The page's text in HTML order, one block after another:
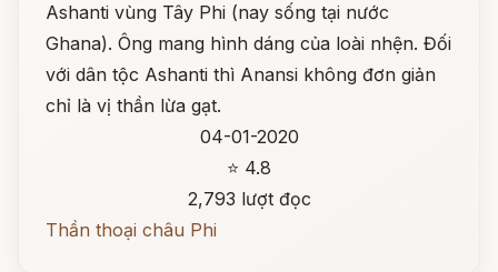
Ashanti vùng Tây Phi (nay sống tại nước
Ghana). Ông mang hình dáng của loài nhện. Đối
với dân tộc Ashanti thì Anansi không đơn giản
chỉ là vị thần lừa gạt.
04-01-2020
⭐ 4.8
2,793 lượt đọc
Thần thoại châu Phi